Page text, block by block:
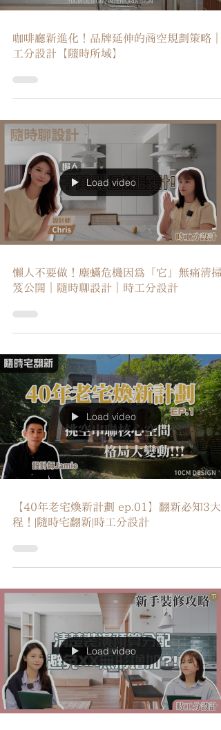
工分設計【隨時所域】
Load video
笈公開｜隨時聊設計｜時工分設計
Load video
程！|隨時宅翻新|時工分設計
Load video